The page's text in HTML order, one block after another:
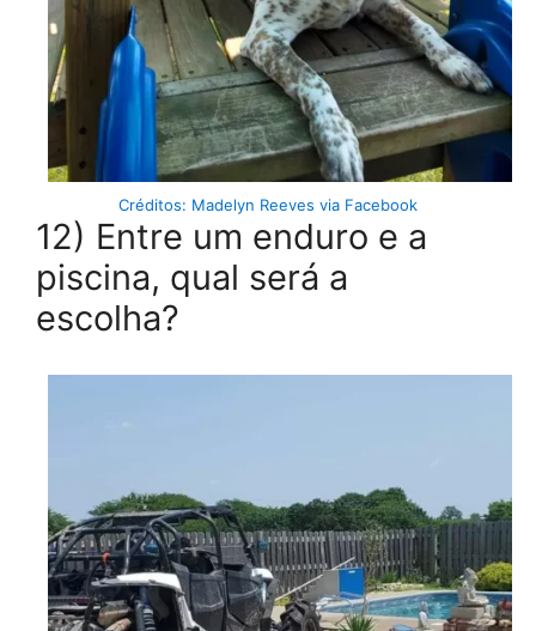
Créditos: Madelyn Reeves via Facebook
12) Entre um enduro e a
piscina, qual será a
escolha?